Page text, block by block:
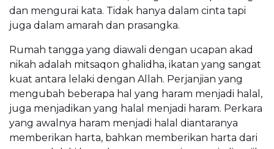
dan mengurai kata. Tidak hanya dalam cinta tapi
juga dalam amarah dan prasangka.
Rumah tangga yang diawali dengan ucapan akad
nikah adalah mitsaqon ghalidha, ikatan yang sangat
kuat antara lelaki dengan Allah. Perjanjian yang
mengubah beberapa hal yang haram menjadi halal,
juga menjadikan yang halal menjadi haram. Perkara
yang awalnya haram menjadi halal diantaranya
memberikan harta, bahkan memberikan harta dari